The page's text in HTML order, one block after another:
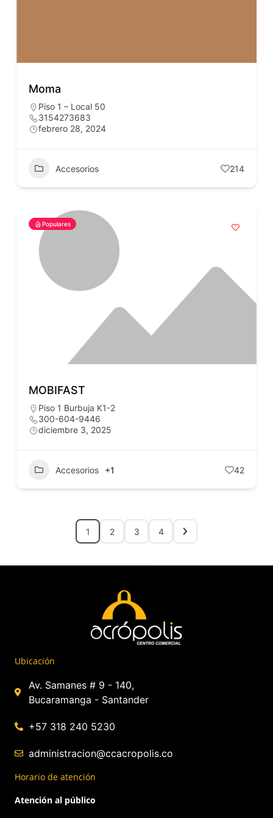
Moma
Piso 1 – Local 50
3154273683
febrero 28, 2024
Accesorios 214
Populares
MOBIFAST
Piso 1 Burbuja K1-2
300-604-9446
diciembre 3, 2025
Accesorios +1 42
1 2 3 4
Ubicación
Av. Samanes # 9 - 140,
Bucaramanga - Santander
+57 318 240 5230
administracion@ccacropolis.co
Horario de atención
Atención al público